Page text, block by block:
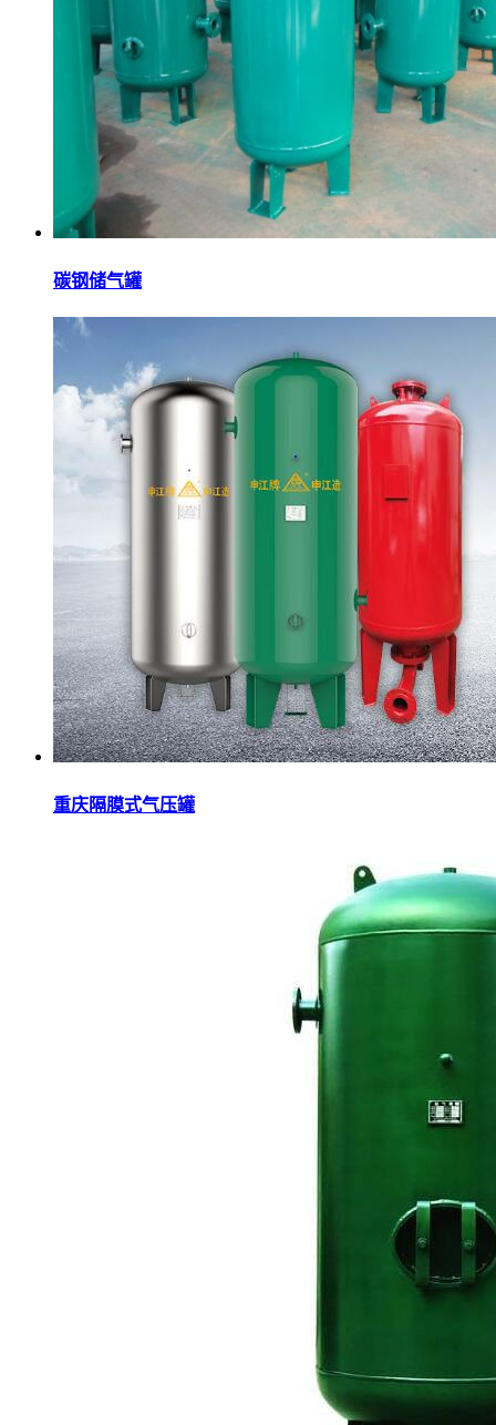
碳钢储气罐
重庆隔膜式气压罐